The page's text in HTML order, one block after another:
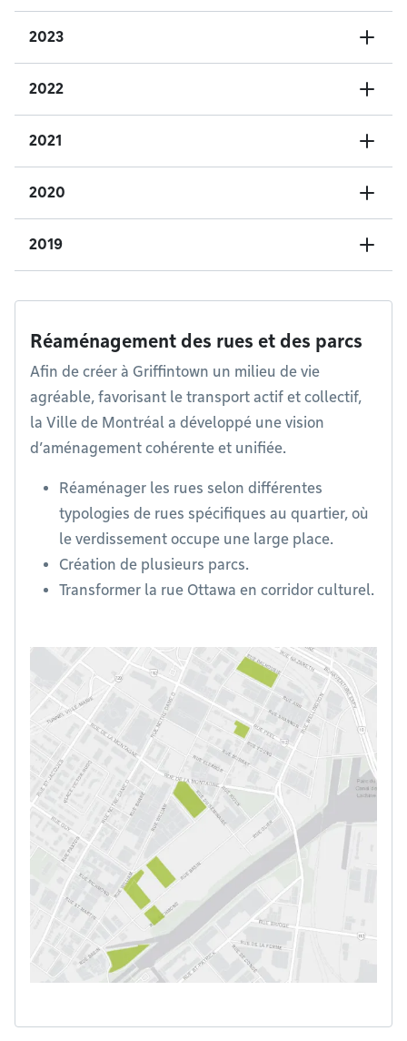
2023
2022
2021
2020
2019
Réaménagement des rues et des parcs
Afin de créer à Griffintown un milieu de vie
agréable, favorisant le transport actif et collectif,
la Ville de Montréal a développé une vision
d’aménagement cohérente et unifiée.
Réaménager les rues selon différentes
typologies de rues spécifiques au quartier, où
le verdissement occupe une large place.
Création de plusieurs parcs.
Transformer la rue Ottawa en corridor culturel.